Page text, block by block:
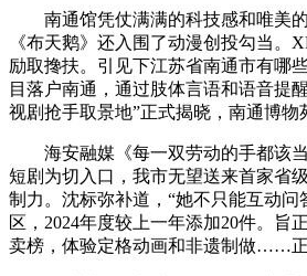
南通馆凭仗满满的科技感和唯美的
《布天鹅》还入围了动漫创投勾当
励取搀扶。引见下江苏省南通市有哪
目落户南通，通过肢体言语和语音提
视剧抢手取景地”正式揭晓，南通博
海安融媒《每一双劳动的手都该当
短剧为切入口，我市无望送来首家省
制力。沈标弥补道，“她不只能互动
区，2024年度较上一年添加20件。
卖榜，体验定格动画和非遗制做……正